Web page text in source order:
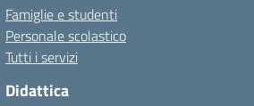
Famiglie e studenti
Personale scolastico
Tutti i servizi
Didattica